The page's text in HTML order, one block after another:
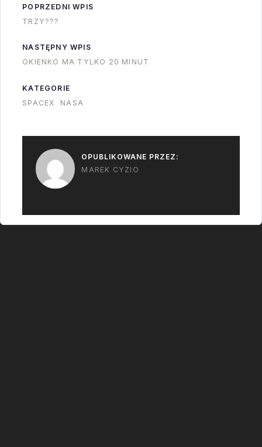
zdziwił bym się gdyby
w najbliższej czasie
oświadczenie ULA że
POPRZEDNI WPIS
TRZY???
NASTĘPNY WPIS
OKIENKO MA TYLKO 20 MINUT
KATEGORIE
SPACEX
NASA
OPUBLIKOWANE PRZEZ:
MAREK CYZIO